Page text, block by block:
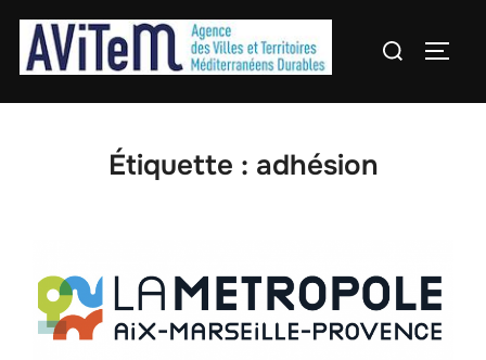
Aller
contenu
Rechercher :
Étiquette : adhésion